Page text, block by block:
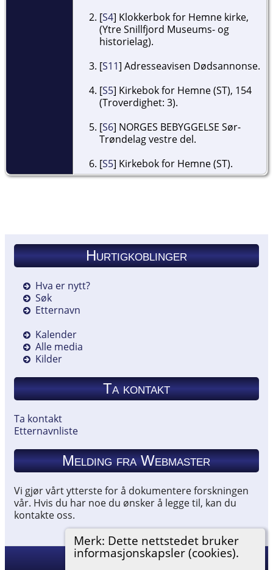
Merk: Dette nettstedet bruker
informasjonskapsler (cookies).
[S4] Klokkerbok for Hemne kirke,
(Ytre Snillfjord Museums- og
historielag).
[S11] Adresseavisen Dødsannonse.
[S5] Kirkebok for Hemne (ST), 154
(Troverdighet: 3).
[S6] NORGES BEBYGGELSE Sør-
Trøndelag vestre del.
[S5] Kirkebok for Hemne (ST).
Hurtigkoblinger
Hva er nytt?
Søk
Etternavn
Kalender
Alle media
Kilder
Ta kontakt
Ta kontakt
Etternavnliste
Melding fra Webmaster
Vi gjør vårt ytterste for å dokumentere forskningen
vår. Hvis du har noe du ønsker å legge til, kan du
kontakte oss.
Hemneslekt 2026